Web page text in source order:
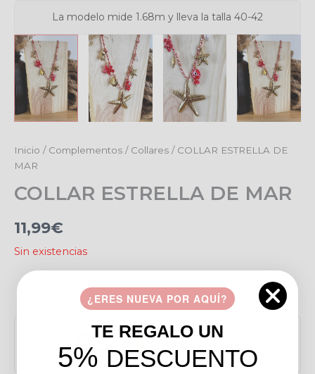
La modelo mide 1.68m y lleva la talla 40-42
Inicio / Complementos / Collares / COLLAR ESTRELLA DE
MAR
COLLAR ESTRELLA DE MAR
11,99€
Sin existencias
Añadir a favoritos¿ERES NUEVA POR AQUÍ?
TE REGALO UN
5% DESCUENTO